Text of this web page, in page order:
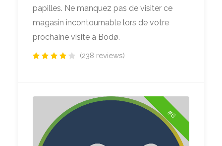
papilles. Ne manquez pas de visiter ce
magasin incontournable lors de votre
prochaine visite à Bodø.
(238 reviews)
#6